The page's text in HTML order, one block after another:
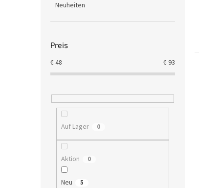
Neuheiten
Preis
€48 €93
Auf Lager 0
Aktion 0
Neu 5